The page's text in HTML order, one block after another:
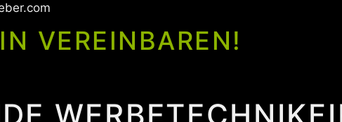
VEREINBAREN!